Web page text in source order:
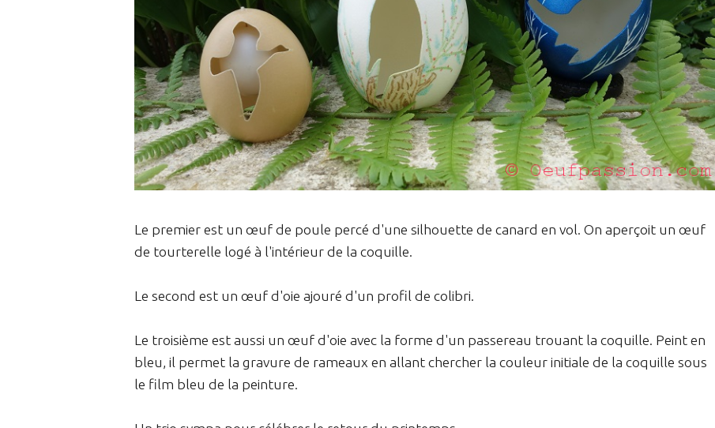
Le premier est un œuf de poule percé d'une silhouette de canard en vol. On aperçoit un œuf
de tourterelle logé à l'intérieur de la coquille.
Le second est un œuf d'oie ajouré d'un profil de colibri.
Le troisième est aussi un œuf d'oie avec la forme d'un passereau trouant la coquille. Peint en
bleu, il permet la gravure de rameaux en allant chercher la couleur initiale de la coquille sous
le film bleu de la peinture.